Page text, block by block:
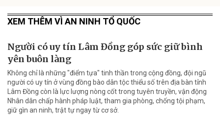
XEM THÊM VÌ AN NINH TỔ QUỐC
Người có uy tín Lâm Đồng góp sức giữ bình
yên buôn làng
Không chỉ là những "điểm tựa" tinh thần trong cộng đồng, đội ngũ
người có uy tín ở vùng đồng bào dân tộc thiểu số trên địa bàn tỉnh
Lâm Đồng còn là lực lượng nòng cốt trong tuyên truyền, vận động
Nhân dân chấp hành pháp luật, tham gia phòng, chống tội phạm,
giữ gìn an ninh, trật tự ngay từ cơ sở.